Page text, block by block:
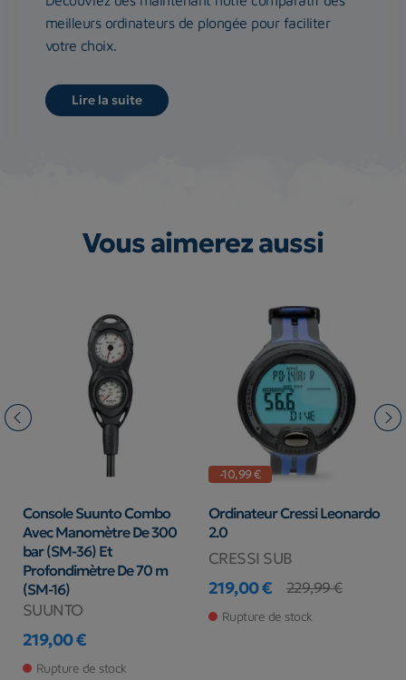
meilleurs ordinateurs de plongée pour faciliter
votre choix.
Lire la suite
Vous aimerez aussi
Console Suunto Combo
Avec Manomètre De 300
bar (SM-36) Et
Profondimètre De 70 m
(SM-16)
SUUNTO
Prix
219,00 €
Rupture de stock
-10,99 €
Ordinateur Cressi Leonardo
2.0
CRESSI SUB
Prix
219,00 €
Prix de base
229,99 €
Rupture de stock